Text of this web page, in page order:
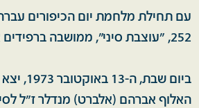
עם תחילת מלחמת יום הכיפורים
252, "עוצבת סיני", ממושבה ברפידים אל מתלה.
ביום שבת,
האלוף אברהם (אלברט) מנדלר ז"ל